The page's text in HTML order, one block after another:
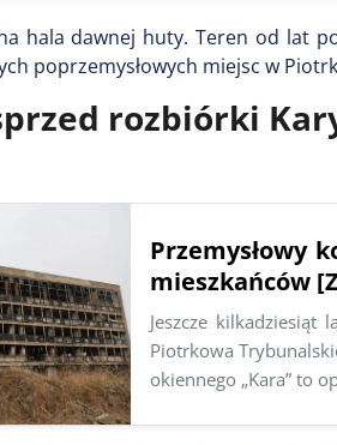
hala dawnej huty. Teren od lat
poprzemysłowych miejsc w
rozbiórki
Przemysłowy
mieszkańców
Jeszcze
Piotrkowa
okiennego „Kara” to